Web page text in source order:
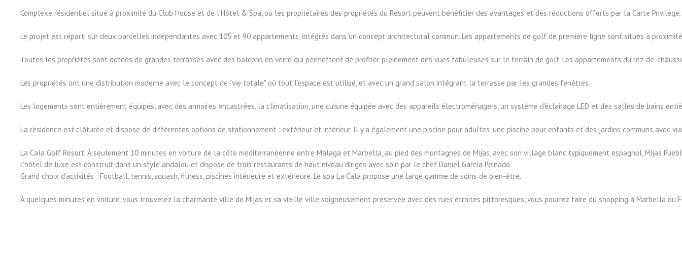
Complexe résidentiel situé à proximité du Club House et de l'Hôtel & Spa, où les propriétaires des propriétés du Resort peuvent bénéficier des avantages et des réductions offerts par la Carte
Le projet est réparti sur deux parcelles indépendantes avec 105 et 90 appartements, intégrés dans un concept architectural commun. Les appartements de golf de première ligne sont situés à
Toutes les propriétés sont dotées de grandes terrasses avec des balcons en verre qui permettent de profiter pleinement des vues fabuleuses sur le terrain de golf. Les appartements du rez-de-
Les propriétés ont une distribution moderne avec le concept de "vie totale" où tout l'espace est utilisé, et avec un grand salon intégrant la terrasse par les grandes fenêtres.
Les logements sont entièrement équipés, avec des armoires encastrées, la climatisation, une cuisine équipée avec des appareils électroménagers, un système d'éclairage LED et des salles de bains
La résidence est clôturée et dispose de différentes options de stationnement : extérieur et intérieur. Il y a également une piscine pour adultes, une piscine pour enfants et des jardins communs avec
La Cala Golf Resort. À seulement 10 minutes en voiture de la côte méditerranéenne entre Malaga et Marbella, au pied des montagnes de Mijas, avec son village blanc typiquement espagnol, Mijas
L'hôtel de luxe est construit dans un style andalou et dispose de trois restaurants de haut niveau dirigés avec soin par le chef Daniel García Peinado.
Grand choix d'activités : Football, tennis, squash, fitness, piscines intérieure et extérieure. Le spa La Cala propose une large gamme de soins de bien-être.
À quelques minutes en voiture, vous trouverez la charmante ville de Mijas et sa vieille ville soigneusement préservée avec des rues étroites pittoresques, vous pourrez faire du shopping à Marbella ou